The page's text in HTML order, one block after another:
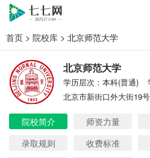
首页 > 院校库 > 北京师范大学
北京师范大学
学历层次：本科(普通)
北京市新街口外大街19号
院校简介 师资力量
录取规则
收费标准